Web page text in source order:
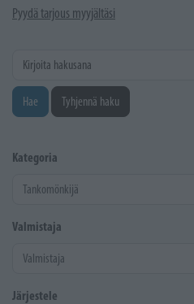
Pyydä tarjous myyjältäsi
Kirjoita hakusana
Hae Tyhjennä haku
Kategoria
Valmistaja
Järjestele